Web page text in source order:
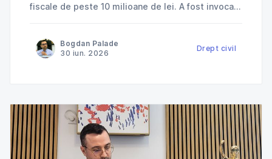
fiscale de peste 10 milioane de lei. A fost invocată
dreptate contribuabilului. Jurisprudență explicată
de Cabinet Avocat Bogdan Palade DIN SERIA
Bogdan Palade
30 iun. 2026
Drept civil